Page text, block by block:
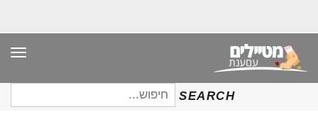
SEARCH
חיפוש
עבור: